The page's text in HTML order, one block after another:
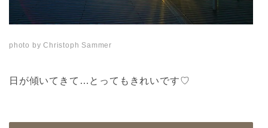
photo by Christoph Sammer
日が傾いてきて…とってもきれいです♡